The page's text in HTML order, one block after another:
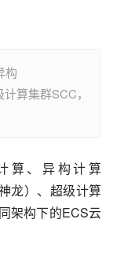
构
算集群SCC，
算、异构计算
龙）、超级计算
架构下的ECS云